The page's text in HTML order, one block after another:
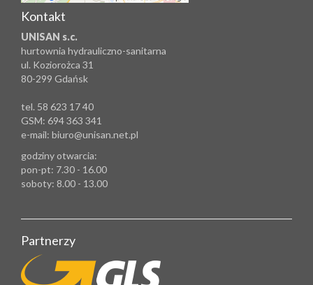
Kontakt
UNISAN s.c.
hurtownia hydrauliczno-sanitarna
ul. Koziorożca 31
80-299 Gdańsk
tel. 58 623 17 40
GSM: 694 363 341
e-mail: biuro@unisan.net.pl
godziny otwarcia:
pon-pt: 7.30 - 16.00
soboty: 8.00 - 13.00
Partnerzy